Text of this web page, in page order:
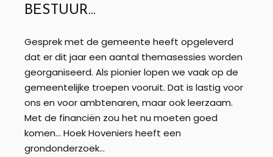
BESTUUR…
Gesprek met de gemeente heeft opgeleverd
dat er dit jaar een aantal themasessies worden
georganiseerd. Als pionier lopen we vaak op de
gemeentelijke troepen vooruit. Dat is lastig voor
ons en voor ambtenaren, maar ook leerzaam.
Met de financiën zou het nu moeten goed
komen… Hoek Hoveniers heeft een
grondonderzoek…